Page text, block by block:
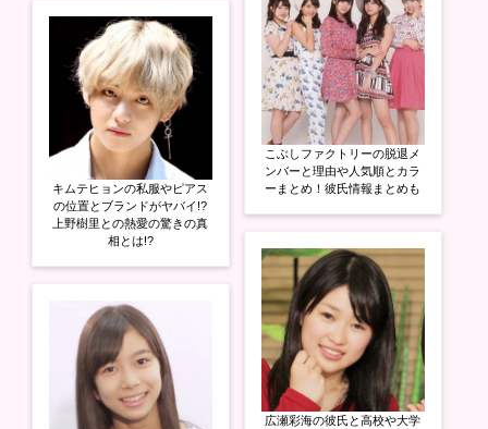
キムテヒョンの私服やピアス
の位置とブランドがヤバイ!?
上野樹里との熱愛の驚きの真
相とは!?
こぶしファクトリーの脱退メ
ンバーと理由や人気順とカラ
ーまとめ！彼氏情報まとめも
広瀬彩海の彼氏と高校や大学